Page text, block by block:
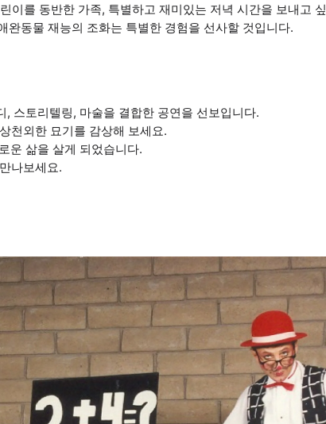
이를 동반한 가족, 특별하고 재미있는 저녁 시간을 보내고 싶
동물 재능의 조화는 특별한 경험을 선사할 것입니다.
스토리텔링, 마술을 결합한 공연을 선보입니다.
천외한 묘기를 감상해 보세요.
운 삶을 살게 되었습니다.
나보세요.